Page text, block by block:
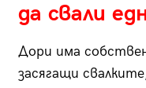
да свали
Дори има
засягащи